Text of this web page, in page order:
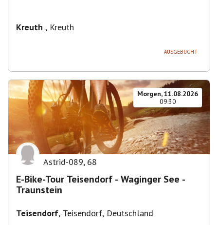
Kreuth , Kreuth
AUSGEBUCHT
Morgen, 11.08.2026
09:30
Astrid-089, 68
E-Bike-Tour Teisendorf - Waginger See -
Traunstein
Teisendorf, Teisendorf, Deutschland